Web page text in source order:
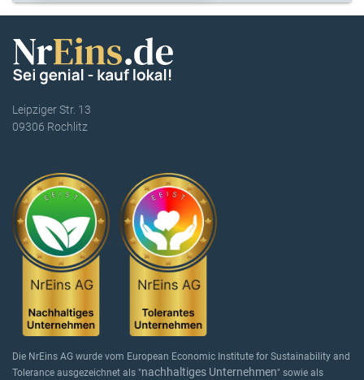
Leipziger Str. 13
09306 Rochlitz
Die NrEins AG wurde vom European Economic Institute for Sustainability and
Tolerance ausgezeichnet als "nachhaltiges Unternehmen" sowie als